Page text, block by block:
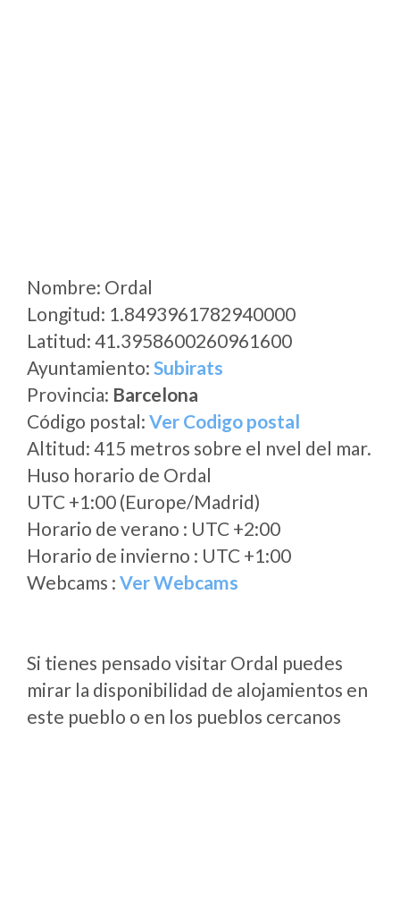
Nombre: Ordal
Longitud: 1.8493961782940000
Latitud: 41.3958600260961600
Ayuntamiento: Subirats
Provincia: Barcelona
Código postal: Ver Codigo postal
Altitud: 415 metros sobre el nvel del mar.
Huso horario de Ordal
UTC +1:00 (Europe/Madrid)
Horario de verano : UTC +2:00
Horario de invierno : UTC +1:00
Webcams : Ver Webcams
Si tienes pensado visitar Ordal puedes
mirar la disponibilidad de alojamientos en
este pueblo o en los pueblos cercanos